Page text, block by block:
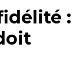
: